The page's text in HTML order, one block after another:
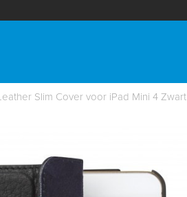
Slim Cover voor iPad Mini 4 Zwart